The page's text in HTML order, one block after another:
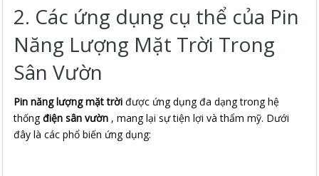
2. Các ứng dụng cụ thể của Pin
Năng Lượng Mặt Trời Trong
Sân Vườn
Pin năng lượng mặt trời được ứng dụng đa dạng trong hệ
thống điện sân vườn , mang lại sự tiện lợi và thẩm mỹ. Dưới
đây là các phổ biến ứng dụng: